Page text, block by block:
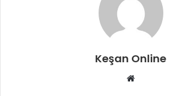
Keşan Online
Web